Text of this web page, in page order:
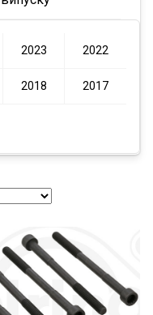
2023 2022
2018 2017